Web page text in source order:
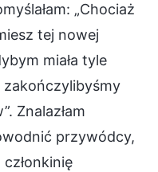
„Chociaż
tej nowej
miała tyle
Znalazłam
przywódcy,